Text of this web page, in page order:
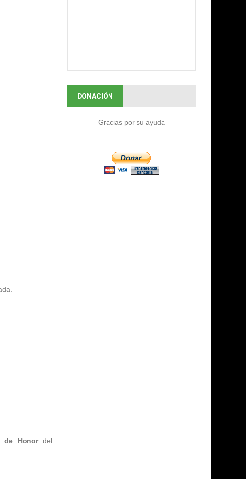
de Honordel
DONACIÓN
Gracias por su ayuda